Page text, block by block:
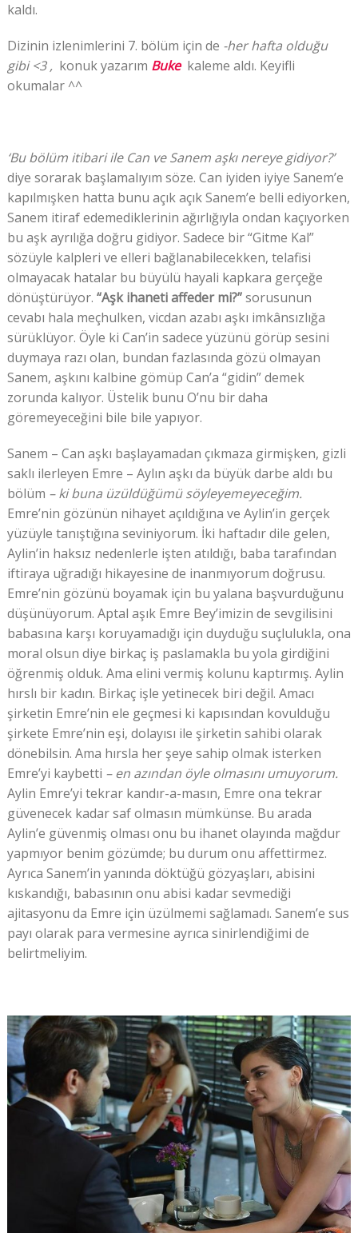
kaldı.
Dizinin izlenimlerini 7. bölüm için de -her hafta olduğu
gibi <3 ,konuk yazarım Bukekaleme aldı. Keyifli
okumalar ^^
‘Bu bölüm itibari ile Can ve Sanem aşkı nereye gidiyor?’
diye sorarak başlamalıyım söze. Can iyiden iyiye Sanem’e
kapılmışken hatta bunu açık açık Sanem’e belli ediyorken,
Sanem itiraf edemediklerinin ağırlığıyla ondan kaçıyorken
bu aşk ayrılığa doğru gidiyor. Sadece bir “Gitme Kal”
sözüyle kalpleri ve elleri bağlanabilecekken, telafisi
olmayacak hatalar bu büyülü hayali kapkara gerçeğe
dönüştürüyor. “Aşk ihaneti affeder mi?”sorusunun
cevabı hala meçhulken, vicdan azabı aşkı imkânsızlığa
sürüklüyor. Öyle ki Can’in sadece yüzünü görüp sesini
duymaya razı olan, bundan fazlasında gözü olmayan
Sanem, aşkını kalbine gömüp Can’a “gidin” demek
zorunda kalıyor. Üstelik bunu O’nu bir daha
göremeyeceğini bile bile yapıyor.
Sanem – Can aşkı başlayamadan çıkmaza girmişken, gizli
saklı ilerleyen Emre – Aylın aşkı da büyük darbe aldı bu
bölüm – ki buna üzüldüğümü söyleyemeyeceğim.
Emre’nin gözünün nihayet açıldığına ve Aylin’in gerçek
yüzüyle tanıştığına seviniyorum. İki haftadır dile gelen,
Aylin’in haksız nedenlerle işten atıldığı, baba tarafından
iftiraya uğradığı hikayesine de inanmıyorum doğrusu.
Emre’nin gözünü boyamak için bu yalana başvurduğunu
düşünüyorum. Aptal aşık Emre Bey’imizin de sevgilisini
babasına karşı koruyamadığı için duyduğu suçlulukla, ona
moral olsun diye birkaç iş paslamakla bu yola girdiğini
öğrenmiş olduk. Ama elini vermiş kolunu kaptırmış. Aylin
hırslı bir kadın. Birkaç işle yetinecek biri değil. Amacı
şirketin Emre’nin ele geçmesi ki kapısından kovulduğu
şirkete Emre’nin eşi, dolayısı ile şirketin sahibi olarak
dönebilsin. Ama hırsla her şeye sahip olmak isterken
Emre’yi kaybetti – en azından öyle olmasını umuyorum.
Aylin Emre’yi tekrar kandır-a-masın, Emre ona tekrar
güvenecek kadar saf olmasın mümkünse. Bu arada
Aylin’e güvenmiş olması onu bu ihanet olayında mağdur
yapmıyor benim gözümde; bu durum onu affettirmez.
Ayrıca Sanem’in yanında döktüğü gözyaşları, abisini
kıskandığı, babasının onu abisi kadar sevmediği
ajitasyonu da Emre için üzülmemi sağlamadı. Sanem’e sus
payı olarak para vermesine ayrıca sinirlendiğimi de
belirtmeliyim.